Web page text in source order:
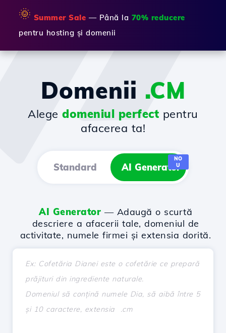
🌞 Summer Sale — Până la 70% reducere
pentru hosting și domenii
Domenii .CM
Alegedomeniul perfect pentru
afacerea ta!
Standard AI Generator
NO
U
AI Generator — Adaugă o scurtă
descriere a afacerii tale, domeniul de
activitate, numele firmei și extensia dorită.